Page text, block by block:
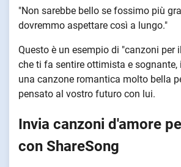
"Non sarebbe bello se fossimo più
dovremmo aspettare così a lungo."
Questo è un esempio di "canzoni per
che ti fa sentire ottimista e sognante,
una canzone romantica molto bella
pensato al vostro futuro con lui.
Invia canzoni d'amore
con ShareSong